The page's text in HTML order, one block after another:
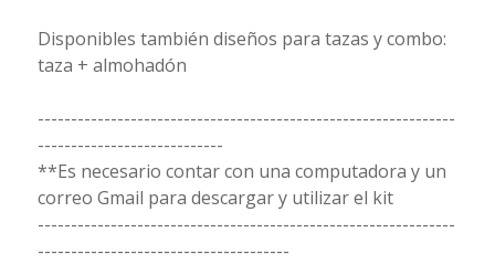
Disponibles también diseños para tazas y combo:
taza + almohadón
---------------------------------------------------------------
----------------------------
**Es necesario contar con una computadora y un
correo Gmail para descargar y utilizar el kit
---------------------------------------------------------------
--------------------------------------